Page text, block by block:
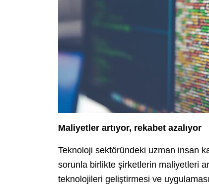
Maliyetler artıyor, rekabet azalıyor
Teknoloji sektöründeki uzman insan
sorunla birlikte şirketlerin maliyetleri
teknolojileri geliştirmesi ve